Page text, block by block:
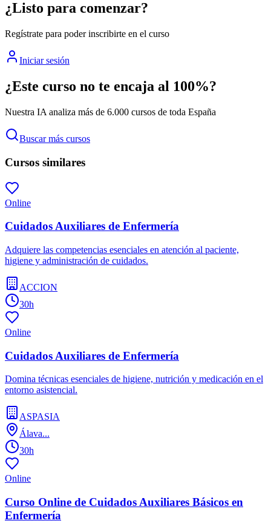
¿Listo para comenzar?
Regístrate para poder inscribirte en el curso
Iniciar sesión
¿Este curso no te encaja al 100%?
Nuestra IA analiza más de 6.000 cursos de toda España
Buscar más cursos
Cursos similares
Online
Cuidados Auxiliares de Enfermería
Adquiere las competencias esenciales en atención al paciente,
higiene y administración de cuidados.
ACCION
30h
Online
Cuidados Auxiliares de Enfermería
Domina técnicas esenciales de higiene, nutrición y medicación en el
entorno asistencial.
ASPASIA
Álava...
30h
Online
Curso Online de Cuidados Auxiliares Básicos en
Enfermería